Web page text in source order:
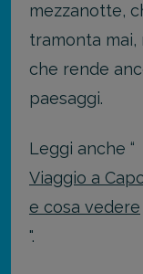
mezzanotte,
tramonta mai,
che rende
paesaggi.
Leggi anche “
Viaggio a
e cosa vedere
".